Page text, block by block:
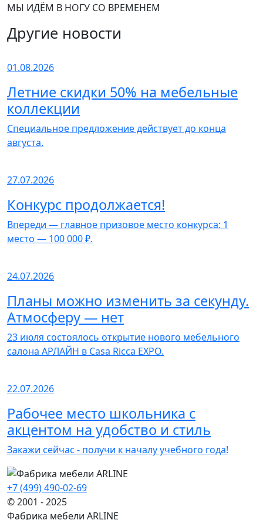
МЫ ИДЁМ В НОГУ СО ВРЕМЕНЕМ
Другие новости
01.08.2026
Летние скидки 50% на мебельные
коллекции
Специальное предложение действует до конца
августа.
27.07.2026
Конкурс продолжается!
Впереди — главное призовое место конкурса: 1
место — 100 000 ₽.
24.07.2026
Планы можно изменить за секунду.
Атмосферу — нет
23 июля состоялось открытие нового мебельного
салона АРЛАЙН в Casa Ricca EXPO.
22.07.2026
Рабочее место школьника с
акцентом на удобство и стиль
Закажи сейчас - получи к началу учебного года!
+7 (499) 490-02-69
© 2001 - 2025
Фабрика мебели ARLINE